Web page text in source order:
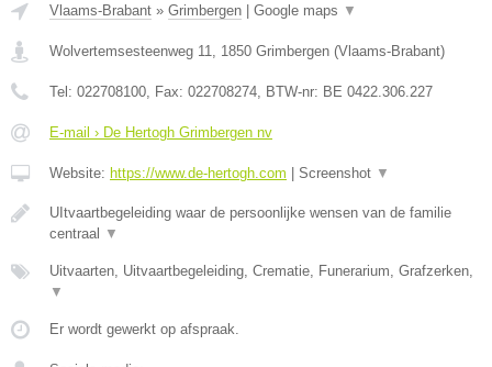
Vlaams-Brabant » Grimbergen Google maps ▼
Wolvertemsesteenweg 11 1850 Grimbergen (Vlaams-Brabant)
Tel: 022708100 , Fax: 022708274 , BTW-nr: BE 0422.306.227
E-mail › De Hertogh Grimbergen nv
Website: https://www.de-hertogh.com Screenshot ▼
UItvaartbegeleiding waar de persoonlijke wensen van de familie
centraal
▼
Uitvaarten, Uitvaartbegeleiding, Crematie, Funerarium, Grafzerken,
▼
Er wordt gewerkt op afspraak.